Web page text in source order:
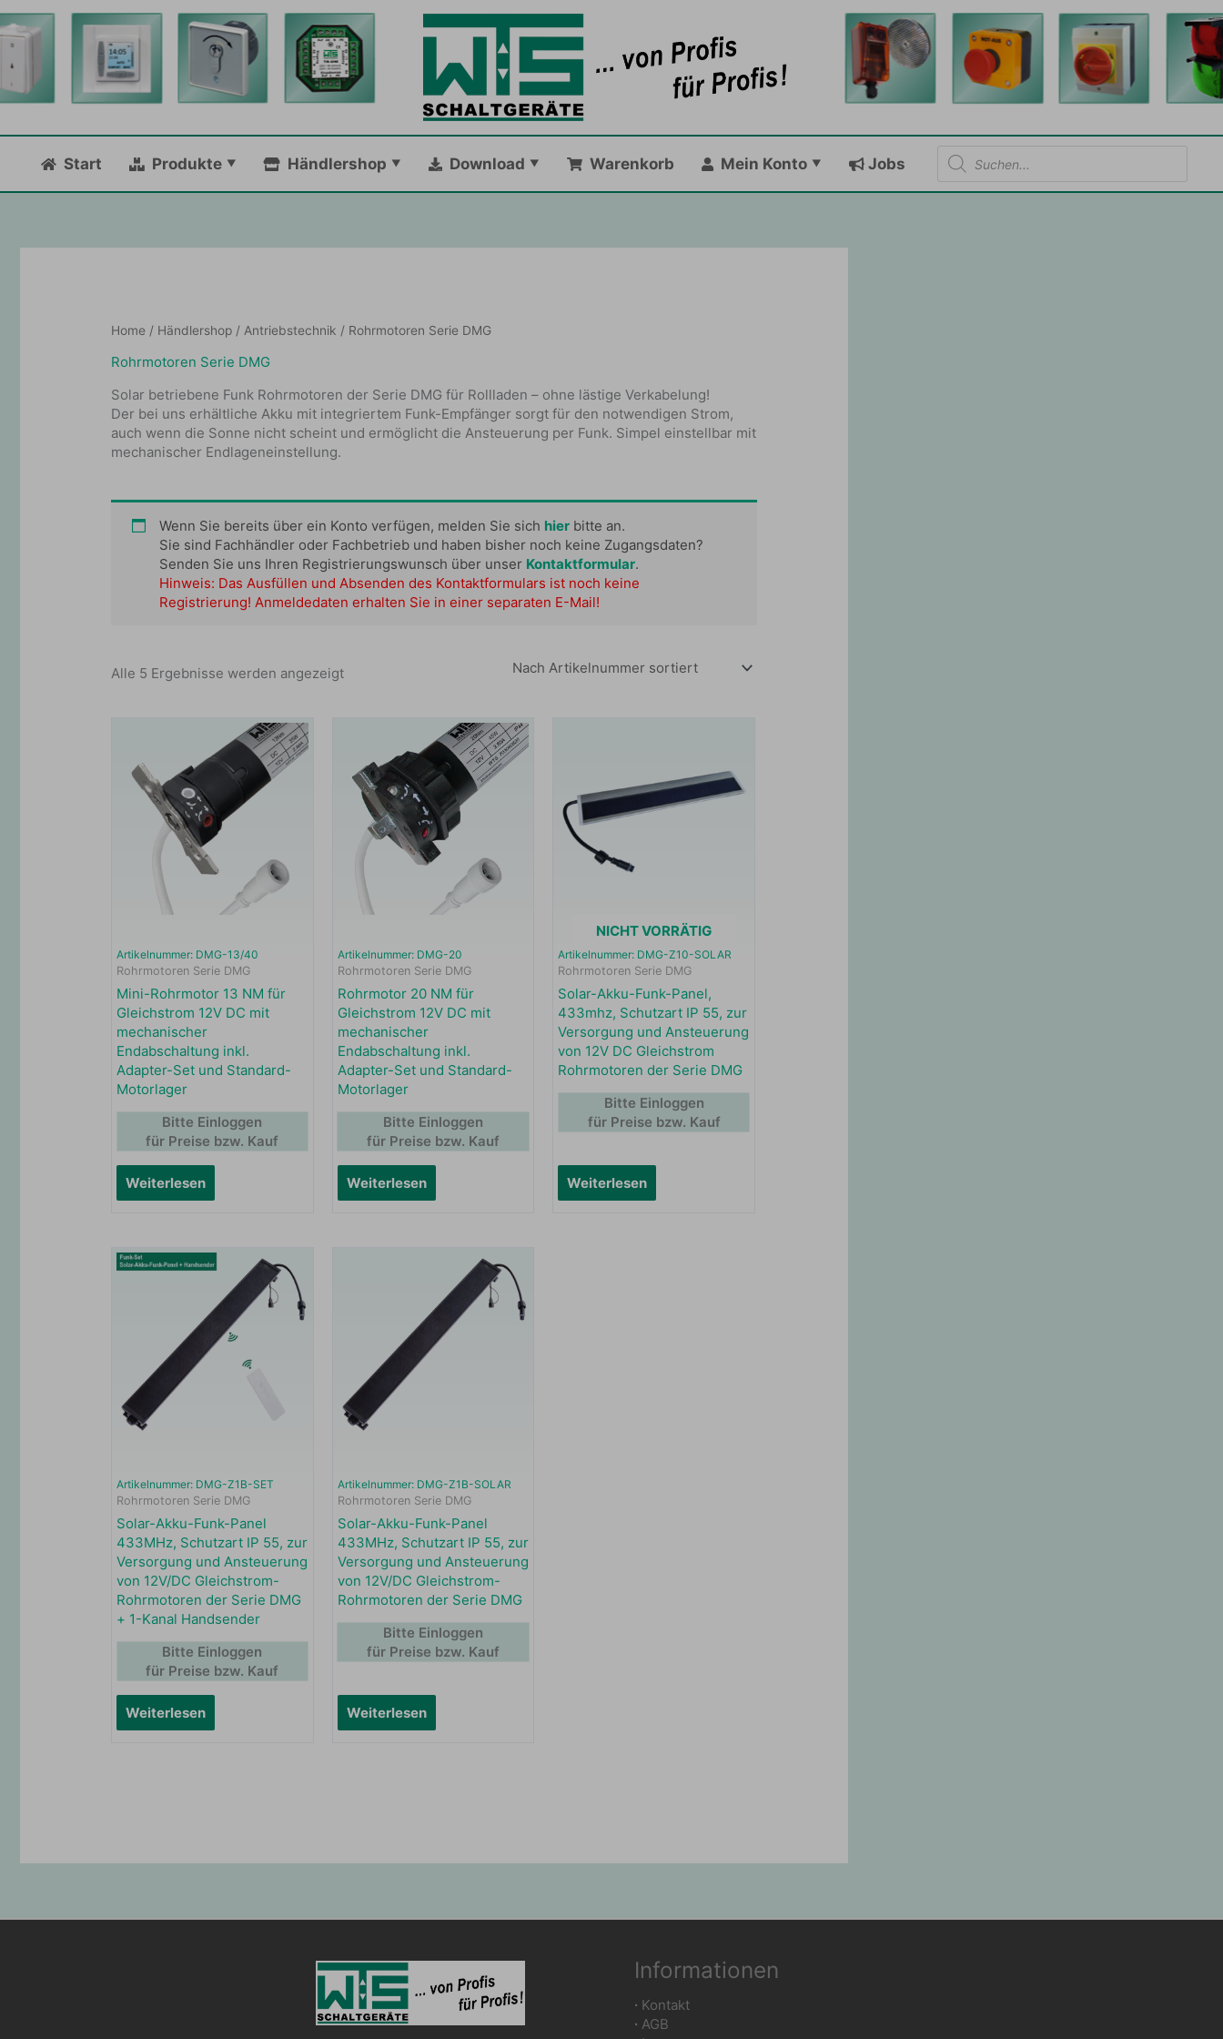
Zum
Inhalt
springen
Start Produkte Händlershop Download Warenkorb Mein Konto Jobs
Products
search
Home / Händlershop / Antriebstechnik / Rohrmotoren Serie DMG
Rohrmotoren Serie DMG
Solar betriebene Funk Rohrmotoren der Serie DMG für Rollladen – ohne lästige Verkabelung!
Der bei uns erhältliche Akku mit integriertem Funk-Empfänger sorgt für den notwendigen Strom,
auch wenn die Sonne nicht scheint und ermöglicht die Ansteuerung per Funk. Simpel einstellbar mit
mechanischer Endlageneinstellung.
Wenn Sie bereits über ein Konto verfügen, melden Sie sich hierbitte an.
Sie sind Fachhändler oder Fachbetrieb und haben bisher noch keine Zugangsdaten?
Senden Sie uns Ihren Registrierungswunsch über unser Kontaktformular.
Hinweis: Das Ausfüllen und Absenden des Kontaktformulars ist noch keine
Registrierung! Anmeldedaten erhalten Sie in einer separaten E-Mail!
Alle 5 Ergebnisse werden angezeigt
Artikelnummer: DMG-13/40
Rohrmotoren Serie DMG
Mini-Rohrmotor 13 NM für
Gleichstrom 12V DC mit
mechanischer
Endabschaltung inkl.
Adapter-Set und Standard-
Motorlager
Weiterlesen
Bitte Einloggen
für Preise bzw. Kauf
Artikelnummer: DMG-20
Rohrmotoren Serie DMG
Rohrmotor 20 NM für
Gleichstrom 12V DC mit
mechanischer
Endabschaltung inkl.
Adapter-Set und Standard-
Motorlager
Weiterlesen
Bitte Einloggen
für Preise bzw. Kauf
NICHT VORRÄTIG
Artikelnummer: DMG-Z10-SOLAR
Rohrmotoren Serie DMG
Solar-Akku-Funk-Panel,
433mhz, Schutzart IP 55, zur
Versorgung und Ansteuerung
von 12V DC Gleichstrom
Rohrmotoren der Serie DMG
Weiterlesen
Bitte Einloggen
für Preise bzw. Kauf
Artikelnummer: DMG-Z1B-SET
Rohrmotoren Serie DMG
Solar-Akku-Funk-Panel
433MHz, Schutzart IP 55, zur
Versorgung und Ansteuerung
von 12V/DC Gleichstrom-
Rohrmotoren der Serie DMG
+ 1-Kanal Handsender
Weiterlesen
Bitte Einloggen
für Preise bzw. Kauf
Artikelnummer: DMG-Z1B-SOLAR
Rohrmotoren Serie DMG
Solar-Akku-Funk-Panel
433MHz, Schutzart IP 55, zur
Versorgung und Ansteuerung
von 12V/DC Gleichstrom-
Rohrmotoren der Serie DMG
Weiterlesen
Bitte Einloggen
für Preise bzw. Kauf
Informationen
∙ Kontakt
∙ AGB